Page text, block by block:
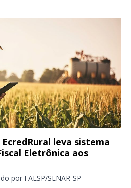
leva sistema
Eletrônica aos
por FAESP/SENAR-SP